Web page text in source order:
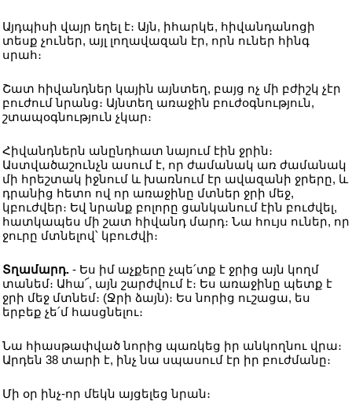
Այդպիսի վայր եղել է։ Այն, իհարկե, հիվանդանոցի
տեսք չուներ, այլ լողավազան էր, որն ուներ հինգ
սրահ։
Շատ հիվանդներ կային այնտեղ, բայց ոչ մի բժիշկ չէր
բուժում նրանց։ Այնտեղ առաջին բուժօգնություն,
շտապօգնություն չկար։
Հիվանդներն անընդհատ նայում էին ջրին։
Աստվածաշունչն ասում է, որ ժամանակ առ ժամանակ
մի հրեշտակ իջնում և խառնում էր ավազանի ջրերը, և
դրանից հետո ով որ առաջինը մտներ ջրի մեջ,
կբուժվեր։ Եվ նրանք բոլորը ցանկանում էին բուժվել,
հատկապես մի շատ հիվանդ մարդ։ Նա հույս ուներ, որ
ջուրը մտնելով՝ կբուժվի։
Տղամարդ. - Ես իմ աչքերը չպե՛տք է ջրից այն կողմ
տանեմ։ Ահա՜, այն շարժվում է։ Ես առաջինը պետք է
ջրի մեջ մտնեմ։ (Ջրի ձայն)։ Ես նորից ուշացա, ես
երբեք չե՛մ հասցնելու։
Նա հիասթափված նորից պառկեց իր անկողնու վրա։
Արդեն 38 տարի է, ինչ նա սպասում էր իր բուժմանը։
Մի օր ինչ-որ մեկն այցելեց նրան։